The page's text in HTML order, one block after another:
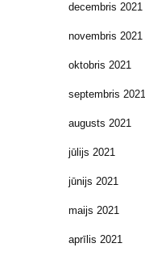
decembris 2021
novembris 2021
oktobris 2021
septembris 2021
augusts 2021
jūlijs 2021
jūnijs 2021
maijs 2021
aprīlis 2021